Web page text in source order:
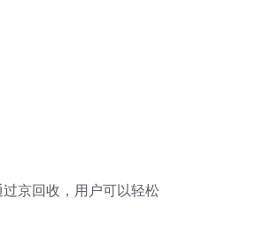
京回收，用户可以轻松